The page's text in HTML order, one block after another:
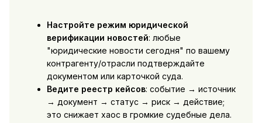
Настройте режим юридической
верификации новостей: любые
"юридические новости сегодня" по вашему
контрагенту/отрасли подтверждайте
документом или карточкой суда.
Ведите реестр кейсов: событие → источник
→ документ → статус → риск → действие;
это снижает хаос в громкие судебные дела.